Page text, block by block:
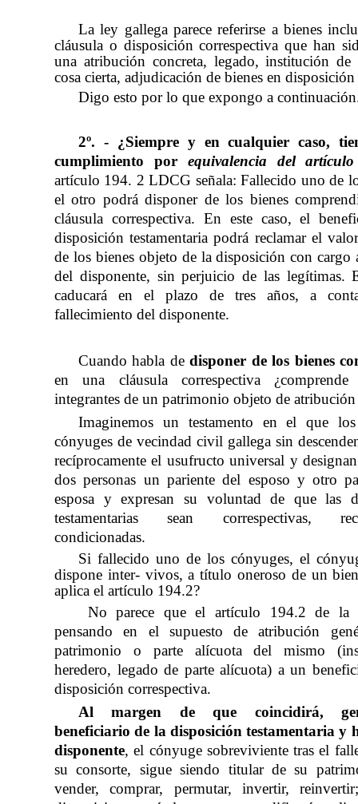
La ley gallega parece referirse a bienes
cláusula o disposición correspectiva que han
una atribución concreta, legado, institución de
cosa cierta, adjudicación de bienes en
Digo esto por lo que expongo a
2º. -¿Siempre y en cualquier caso,
cumplimiento por equivalencia del
artículo 194. 2 LDCG señala: Fallecido uno de
el otro podrá disponer de los bienes
cláusula correspectiva. En este caso, el
disposición testamentaria podrá reclamar el
de los bienes objeto de la disposición con cargo
del disponente, sin perjuicio de las legítimas.
caducará en el plazo de tres años, a
fallecimiento del disponente.
Cuando habla dedisponer de los bienes
en una cláusula correspectiva
integrantes de un patrimonio objeto de atribución
Imaginemos un testamento en el que los
cónyuges de vecindad civil gallega sin
recíprocamente el usufructo universal y
dos personas un pariente del esposo y otro
esposa y expresan su voluntad de que las
testamentarias sean correspectivas,
condicionadas.
Si fallecido uno de los cónyuges, el
dispone inter- vivos, a título oneroso de un
aplica el artículo 194.2?
No parece que el artículo 194.2 de la
pensando en el supuesto de atribución
patrimonio o parte alícuota del mismo
heredero, legado de parte alícuota) a un
disposición correspectiva.
Al margen de que coincidirá,
beneficiario de la disposición testamentaria y
disponente, el cónyuge sobreviviente tras el
su consorte, sigue siendo titular de su
vender, comprar, permutar, invertir,